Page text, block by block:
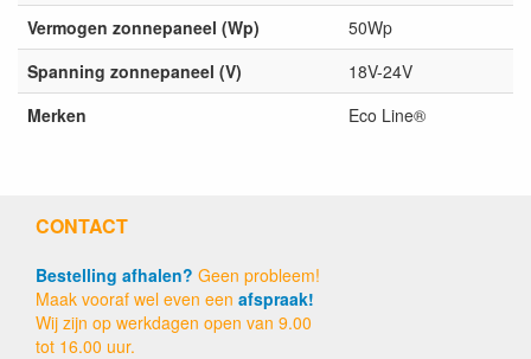
Vermogen zonnepaneel (Wp)
50Wp
Spanning zonnepaneel (V)
18V-24V
Merken
Eco Line®
CONTACT
Bestelling afhalen? Geen probleem!
Maak vooraf wel even een afspraak!
Wij zijn op werkdagen open van 9.00
tot 16.00 uur.